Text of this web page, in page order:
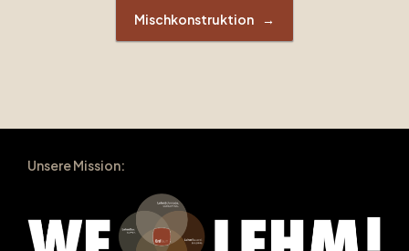
Mischkonstruktion →
Unsere Mission: